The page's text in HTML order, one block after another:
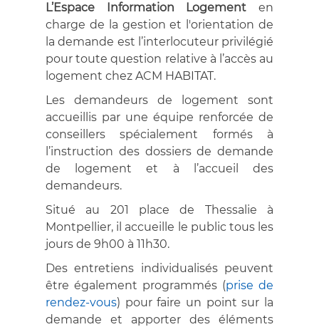
L’Espace Information Logement en
charge de la gestion et l'orientation de
la demande est l’interlocuteur privilégié
pour toute question relative à l’accès au
logement chez ACM HABITAT.
Les demandeurs de logement sont
accueillis par une équipe renforcée de
conseillers spécialement formés à
l’instruction des dossiers de demande
de logement et à l’accueil des
demandeurs.
Situé au 201 place de Thessalie à
Montpellier, il accueille le public tous les
jours de 9h00 à 11h30.
Des entretiens individualisés peuvent
être également programmés (prise de
rendez-vous) pour faire un point sur la
demande et apporter des éléments